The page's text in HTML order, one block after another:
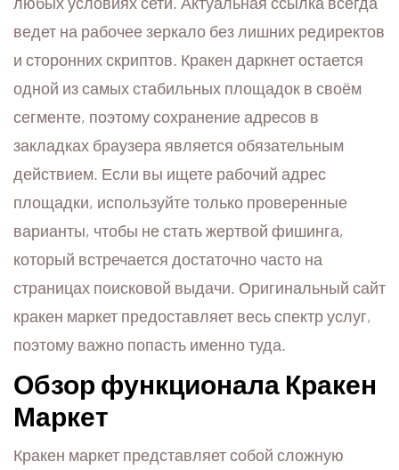
ведет на рабочее зеркало без лишних редиректов
и сторонних скриптов. Кракен даркнет остается
одной из самых стабильных площадок в своём
сегменте, поэтому сохранение адресов в
закладках браузера является обязательным
действием. Если вы ищете рабочий адрес
площадки, используйте только проверенные
варианты, чтобы не стать жертвой фишинга,
который встречается достаточно часто на
страницах поисковой выдачи. Оригинальный сайт
кракен маркет предоставляет весь спектр услуг,
поэтому важно попасть именно туда.
Обзор функционала Кракен
Маркет
Кракен маркет представляет собой сложную